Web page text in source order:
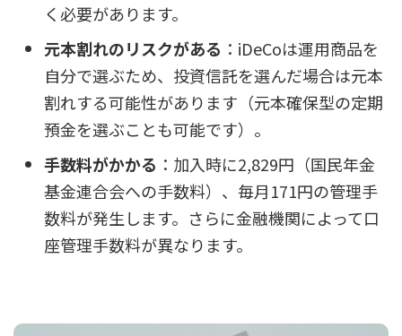
く必要があります。
元本割れのリスクがある ：iDeCoは運用商品を
自分で選ぶため、投資信託を選んだ場合は元本
割れする可能性があります（元本確保型の定期
預金を選ぶことも可能です）。
手数料がかかる ：加入時に2,829円（国民年金
基金連合会への手数料）、毎月171円の管理手
数料が発生します。さらに金融機関によって口
座管理手数料が異なります。